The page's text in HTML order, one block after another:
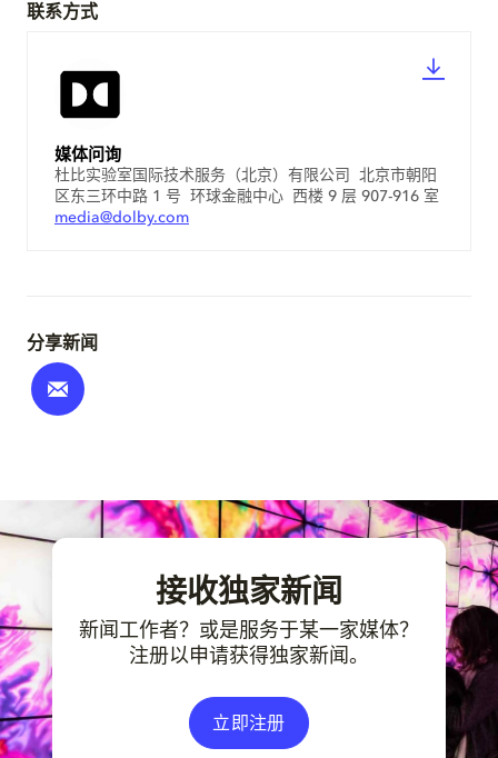
联系方式
媒体问询
杜比实验室国际技术服务（北京）有限公司 北京市朝阳
区东三环中路 1 号 环球金融中心 西楼 9 层 907-916 室
media@dolby.com
分享新闻
接收独家新闻
新闻工作者？或是服务于某一家媒体？
注册以申请获得独家新闻。
立即注册